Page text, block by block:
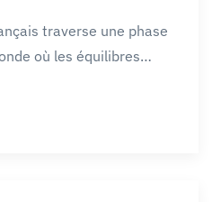
traverse une phase
où les équilibres…